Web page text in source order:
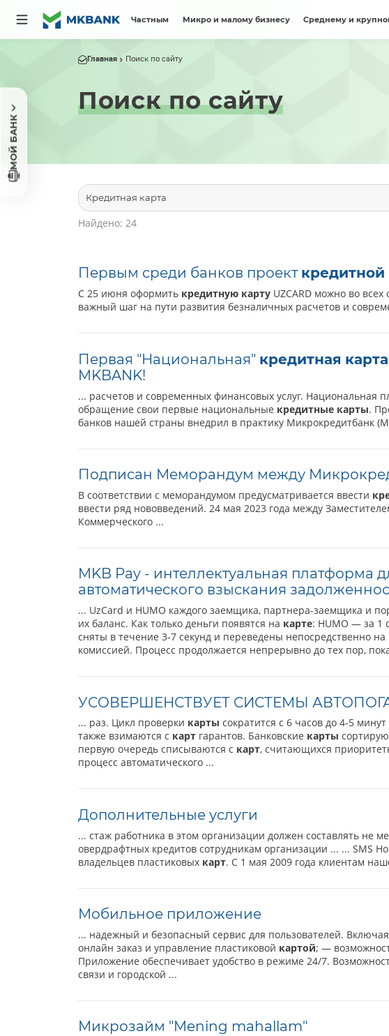
Частным Микро и малому бизнесу Среднему и
МОЙ БАНК
Главная Поиск по сайту
Поиск по сайту
Найдено: 24
Первым среди банков проект кредитной
С 25 июня оформить кредитную картуUZCARD можно во всех
важный шаг на пути развития безналичных расчетов и
Первая "Национальная" кредитная карта
MKBANK!
... расчетов и современных финансовых услуг. Национальная
обращение свои первые национальные кредитные карты.
банков нашей страны внедрил в практику Микрокредитбанк
Подписан Меморандум между
В соответствии с меморандумом предусматривается ввести
ввести ряд нововведений. 24 мая 2023 года между
Коммерческого ...
MKB Pay - интеллектуальная платформа
автоматического взыскания
... UzCard и HUMO каждого заемщика, партнера-заемщика и
их баланс. Как только деньги появятся на карте: HUMO — за 1
сняты в течение 3-7 секунд и переведены непосредственно на
комиссией. Процесс продолжается непрерывно до тех пор,
УСОВЕРШЕНСТВУЕТ СИСТЕМЫ
... раз. Цикл проверки карты сократится с 6 часов до 4-5
также взимаются с картгарантов. Банковские карты
первую очередь списываются с карт, считающихся
процесс автоматического ...
Дополнительные услуги
... стаж работника в этом организации должен составлять не
овердрафтных кредитов сотрудникам организации ... ... SMS
владельцев пластиковых карт. С 1 мая 2009 года клиентам
Мобильное приложение
... надежный и безопасный сервис для пользователей.
онлайн заказ и управление пластиковой картой; —
Приложение обеспечивает удобство в режиме 24/7.
связи и городской ...
Микрозайм "Mening mahallam"